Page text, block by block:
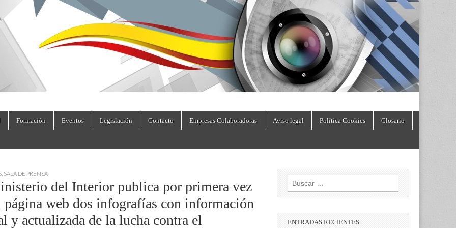
Formación Eventos Legislación Contacto Empresas Colaboradoras Aviso legal Política Cookies Glosario
SALA DE PRENSA
del Interior publica por primera vez
página web dos infografías con información
y actualizada de la lucha contra el
Buscar:
ENTRADAS RECIENTES